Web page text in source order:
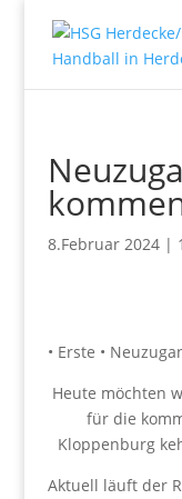
8.Februar 2024|
• Erste •
Heute möchten
für die
Kloppenburg
Aktuell läuft der